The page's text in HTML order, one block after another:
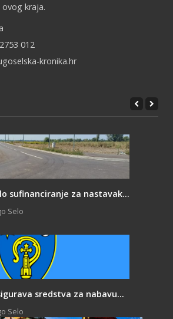
kraja.
012
kronika.hr
sufinanciranje za nastavak...
Selo
sredstva za nabavu...
Selo